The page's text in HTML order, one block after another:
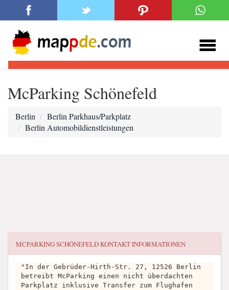
McParking Schönefeld
Berlin
Berlin Parkhaus/Parkplatz
Berlin Automobildienstleistungen
MCPARKING SCHÖNEFELDKONTAKT INFORMATIONEN
"In der Gebrüder-Hirth-Str. 27, 12526 Berlin
betreibt McParking einen nicht überdachten
Parkplatz inklusive Transfer zum Flughafen